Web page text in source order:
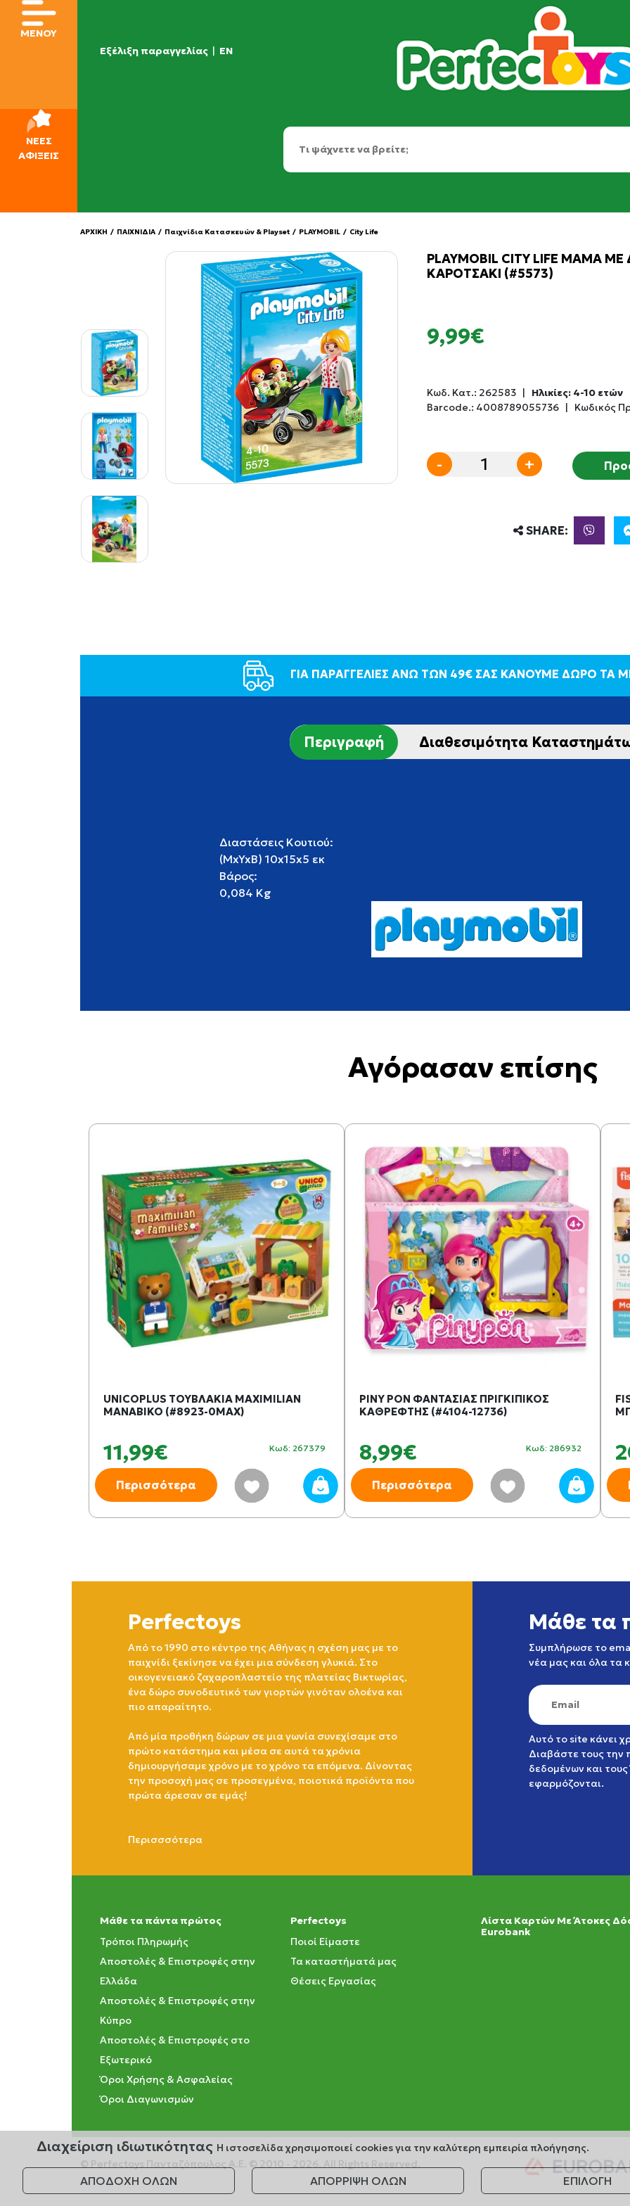
Εξέλιξη παραγγελίας | EN
ΜΕΝΟΥ
ΝΕΕΣ
ΑΦΙΞΕΙΣ
ΑΡΧΙΚΗ / ΠΑΙΧΝΙΔΙΑ / Παιχνίδια Κατασκευών & Playset / PLAYMOBIL / City Life
PLAYMOBIL CITY LIFE ΜΑΜΑ ΜΕ
ΚΑΡΟΤΣΑΚΙ (#5573)
9,99€
Κωδ. Κατ.: 262583 |
Ηλικίες: 4-10 ετών
Barcode.: 4008789055736 | Κωδικός
- +
SHARE:
ΓΙΑ ΠΑΡΑΓΓΕΛΙΕΣ ΑΝΩ ΤΩΝ 49€ ΣΑΣ ΚΑΝΟΥΜΕ ΔΩΡΟ ΤΑ
Περιγραφή Διαθεσιμότητα
Διαστάσεις Κουτιού:
(MxYxB) 10x15x5 εκ
Βάρος:
0,084 Kg
Αγόρασαν επίσης
UNICOPLUS ΤΟΥΒΛΑΚΙΑ MAXIMILIAN
ΜΑΝΑΒΙΚΟ (#8923-0MAX)
11,99€ Κωδ: 267379
Περισσότερα
PINY PON ΦΑΝΤΑΣΙΑΣ ΠΡΙΓΚΙΠΙΚΟΣ
ΚΑΘΡΕΦΤΗΣ (#4104-12736)
8,99€ Κωδ: 286932
Περισσότερα
Perfectoys
Από το 1990 στο κέντρο της Αθήνας η σχέση μας με το
παιχνίδι ξεκίνησε να έχει μια σύνδεση γλυκιά. Στο
οικογενειακό ζαχαροπλαστείο της πλατείας Βικτωρίας,
ένα δώρο συνοδευτικό των γιορτών γινόταν ολοένα και
πιο απαραίτητο.
Από μία προθήκη δώρων σε μια γωνία συνεχίσαμε στο
πρώτο κατάστημα και μέσα σε αυτά τα χρόνια
δημιουργήσαμε χρόνο με το χρόνο τα επόμενα. Δίνοντας
την προσοχή μας σε προσεγμένα, ποιοτικά προϊόντα που
πρώτα άρεσαν σε εμάς!
Περισσσότερα
Μάθε τα
Συμπλήρωσε το
νέα μας και όλα τα
Αυτό το site κάνει
Διαβάστε τους την
δεδομένων και τους
εφαρμόζονται.
Μάθε τα πάντα πρώτος
Τρόποι Πληρωμής
Αποστολές & Επιστροφές στην
Ελλάδα
Αποστολές & Επιστροφές στην
Κύπρο
Αποστολές & Επιστροφές στο
Εξωτερικό
Όροι Χρήσης & Ασφαλείας
Όροι Διαγωνισμών
Perfectoys
Ποιοί Είμαστε
Τα καταστήματά μας
Θέσεις Εργασίας
Λίστα Καρτών Με Άτοκες
Eurobank
© Perfectoys Πανταζόπουλος Α.Ε. © 2010 - 2026. All Rights Reserved.
Διαχείριση ιδιωτικότητας Η ιστοσελίδα χρησιμοποιεί cookies για την καλύτερη εμπειρία πλοήγησης.
ΑΠΟΔΟΧΗ ΟΛΩΝ ΑΠΟΡΡΙΨΗ ΟΛΩΝ ΕΠΙΛΟΓΗ